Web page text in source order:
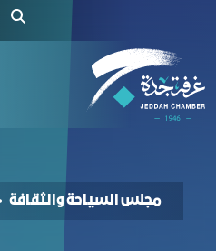
مجلس السياحة
مجلس السياحة والثقافة